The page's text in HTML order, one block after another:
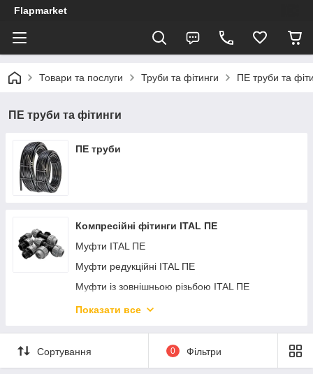
Flapmarket
Товари та послуги Труби та фітинги ПЕ труби та
ПЕ труби та фітинги
ПЕ труби
Компресійні фітинги ITAL ПЕ
Муфти ITAL ПЕ
Mуфти редукційні ITAL ПЕ
Муфти із зовнішньою різьбою ITAL ПЕ
Муфти з внутрішньою різьбою ITAL ПЕ
Трійники редукційні ITAL ПЕ
Трійники з внутрішньою різьбою ITAL ПЕ
Показати все
Сортування 0 Фільтри